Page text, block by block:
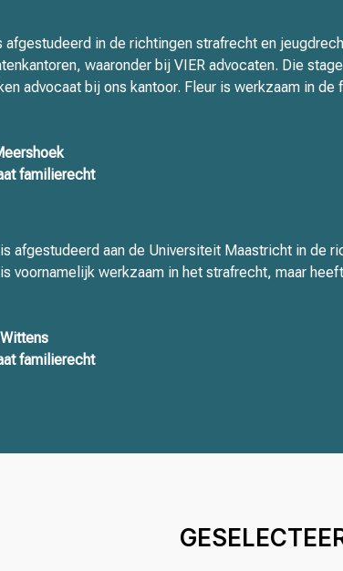
afgestudeerd in de richtingen strafrecht en
waaronder bij VIER advocaten. Die
advocaat bij ons kantoor. Fleur is werkzaam in
familierecht
afgestudeerd aan de Universiteit Maastricht in de
voornamelijk werkzaam in het strafrecht, maar
familierecht